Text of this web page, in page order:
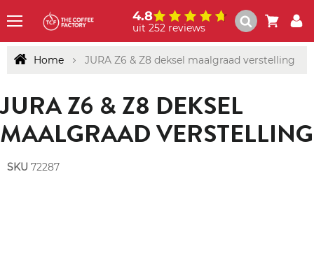
4.8
uit 252 reviews
Home JURA Z6 & Z8 deksel maalgraad verstelling
JURA Z6 & Z8 DEKSEL
MAALGRAAD VERSTELLING
SKU 72287